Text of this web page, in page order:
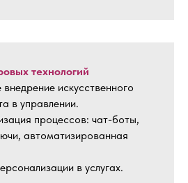
технологий
искусственного
в управлении.
процессов: чат-боты,
автоматизированная
в услугах.